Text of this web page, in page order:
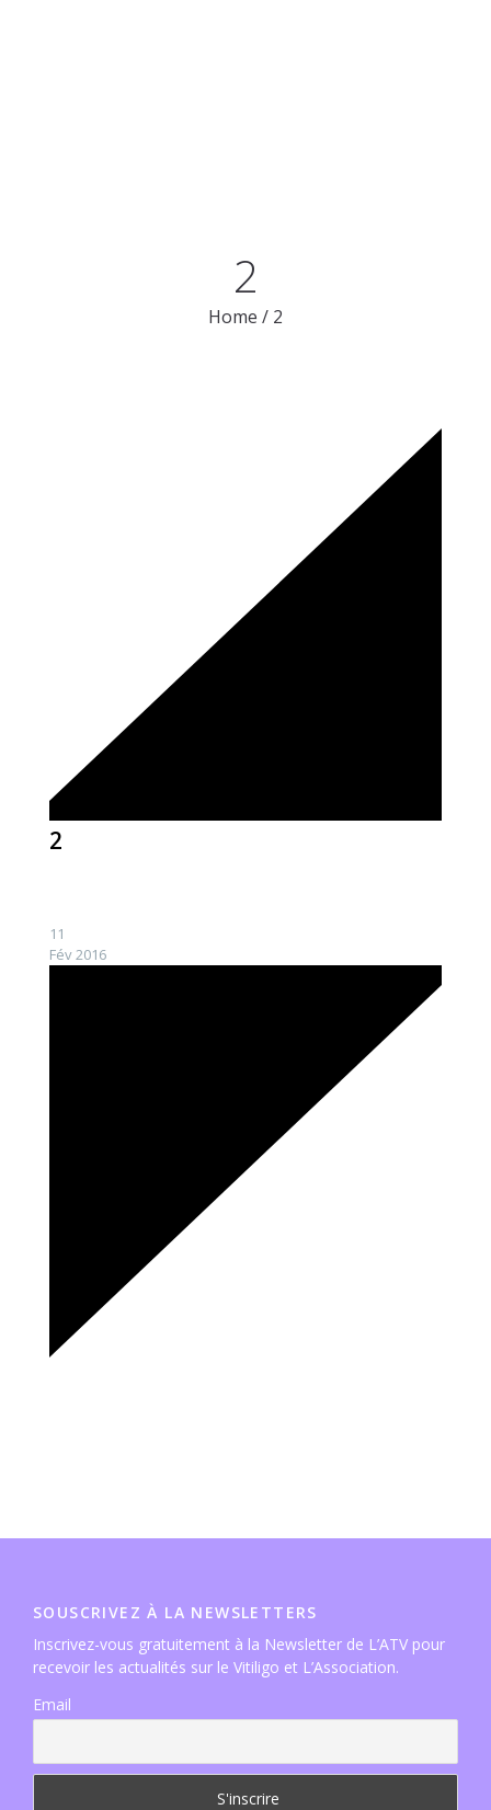
2
Home / 2
2
11
Fév 2016
SOUSCRIVEZ À LA NEWSLETTERS
Inscrivez-vous gratuitement à la Newsletter de L’ATV pour
recevoir les actualités sur le Vitiligo et L’Association.
Email